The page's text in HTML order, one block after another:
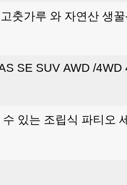
춧가루 와 자연산 생
SE SUV AWD /
있는 조립식 파티오